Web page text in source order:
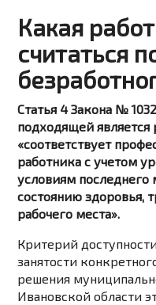
Какая
считаться
Статья 4 Закона №
подходящей является
«соответствует
работника с учетом
условиям
состоянию здоровья,
рабочего места».
Критерий
занятости
решения
Ивановской области